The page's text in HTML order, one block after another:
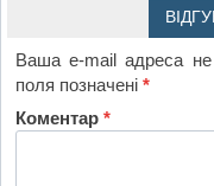
Ваша e-mail адреса не
поля позначені*
Коментар*